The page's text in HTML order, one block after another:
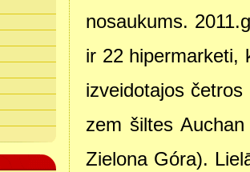
nosaukums.
ir 22
izveidotajos
zem šiltes
Zielona Góra).